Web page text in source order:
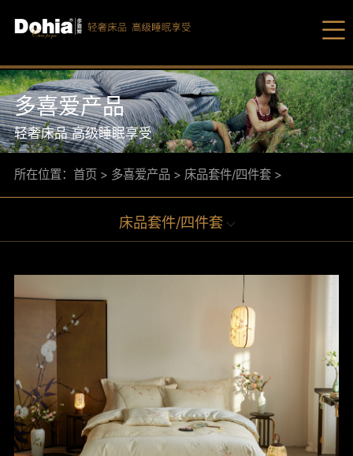
被芯/
凉席/
床垫/
多喜
多喜爱产品
轻奢床品 高级睡眠享受
所在位置： 首页 > 多喜爱产品> 床品套件/四件套>
床品套件/四件套